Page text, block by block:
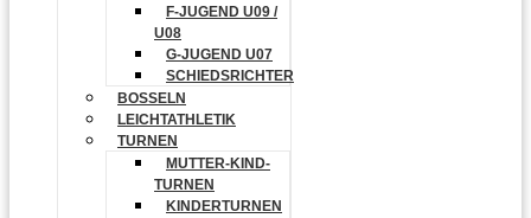
F-JUGEND U09 /
U08
G-JUGEND U07
SCHIEDSRICHTER
BOSSELN
LEICHTATHLETIK
TURNEN
MUTTER-KIND-
TURNEN
KINDERTURNEN